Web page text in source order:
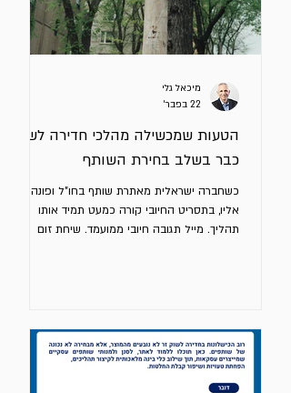
הטעות שמכשילה מהלכי חדירה לשוק
כבר בשלב בחירת השותף
כשחברה ישראלית מאתרת שותף בחו"ל ופונה
אליו, בתסריט החיובי קורה כמעט תמיד אותו
תהליך. מייל תגובה חיובי ממועמד. שיחת זום
מנהלים נוטים לאופטימיות יתר לגבי ביצועי השותף
העתידיים - רק משום שהוא מגלה עניין. עניין
ראשוני מצד גורם מתורגם בטעות ליכולת. הצהרת
מיכאל גלי
22 בפבר׳